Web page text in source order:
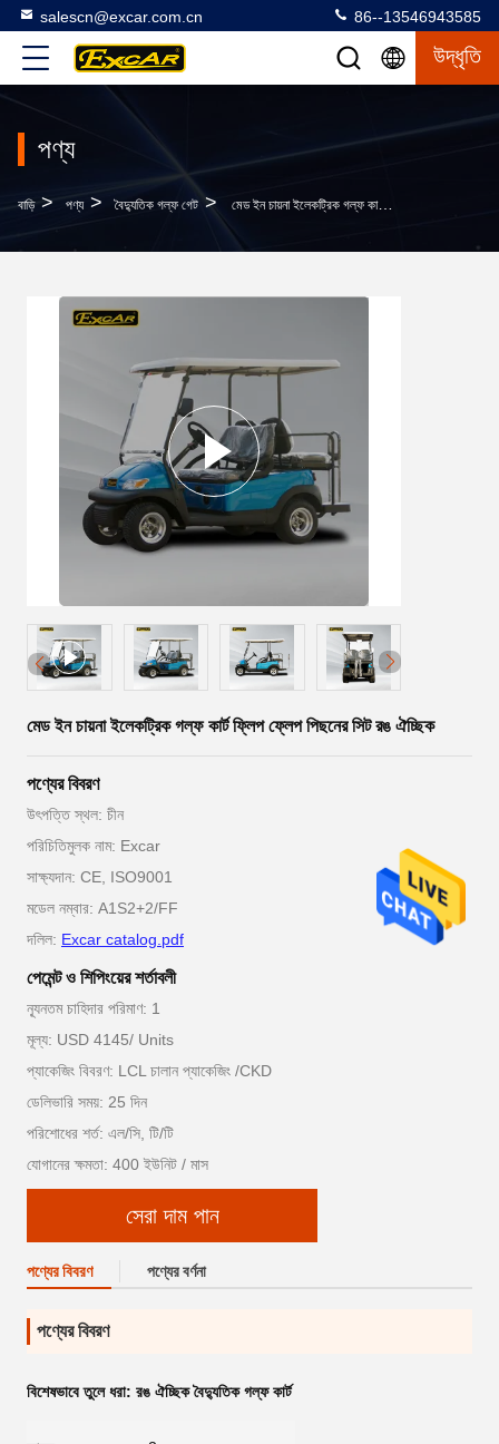
salescn@excar.com.cn 86--13546943585
উদ্ধৃতি
পণ্য
বাড়ি > পণ্য > বৈদ্যুতিক গল্ফ গেট > মেড ইন চায়না ইলেকট্রিক গল্ফ কার্ট ফ্লিপ ফ্লেপ পিছনের সিট রঙ ঐচ্ছিক
মেড ইন চায়না ইলেকট্রিক গল্ফ কার্ট ফ্লিপ ফ্লেপ পিছনের সিট রঙ ঐচ্ছিক
পণ্যের বিবরণ
উৎপত্তি স্থল: চীন
পরিচিতিমুলক নাম: Excar
সাক্ষ্যদান: CE, ISO9001
মডেল নম্বার: A1S2+2/FF
দলিল: Excar catalog.pdf
পেমেন্ট ও শিপিংয়ের শর্তাবলী
ন্যূনতম চাহিদার পরিমাণ: 1
মূল্য: USD 4145/ Units
প্যাকেজিং বিবরণ: LCL চালান প্যাকেজিং /CKD
ডেলিভারি সময়: 25 দিন
পরিশোধের শর্ত: এল/সি, টি/টি
যোগানের ক্ষমতা: 400 ইউনিট / মাস
সেরা দাম পান
পণ্যের বিবরণ পণ্যের বর্ণনা
পণ্যের বিবরণ
বিশেষভাবে তুলে ধরা: রঙ ঐচ্ছিক বৈদ্যুতিক গল্ফ কার্ট